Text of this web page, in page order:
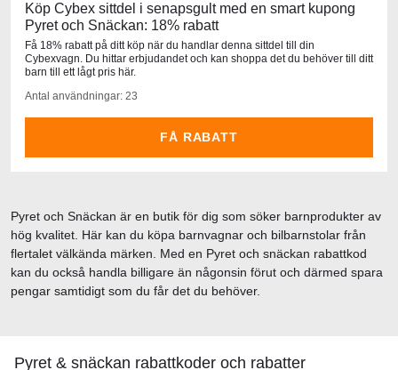
Köp Cybex sittdel i senapsgult med en smart kupong
Pyret och Snäckan: 18% rabatt
Få 18% rabatt på ditt köp när du handlar denna sittdel till din
Cybexvagn. Du hittar erbjudandet och kan shoppa det du behöver till ditt
barn till ett lågt pris här.
Antal användningar: 23
FÅ RABATT
Pyret & snäckan rabattkoder och rabatter
Pyret och Snäckan är en butik för dig som söker barnprodukter av
hög kvalitet. Här kan du köpa barnvagnar och bilbarnstolar från
flertalet välkända märken. Med en Pyret och snäckan rabattkod
kan du också handla billigare än någonsin förut och därmed spara
pengar samtidigt som du får det du behöver.